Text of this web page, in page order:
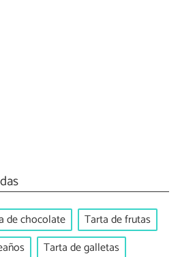
de chocolate
Tarta de frutas
Tarta de galletas